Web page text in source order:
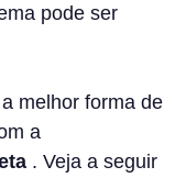
pode ser
melhor forma de
a
. Veja a seguir